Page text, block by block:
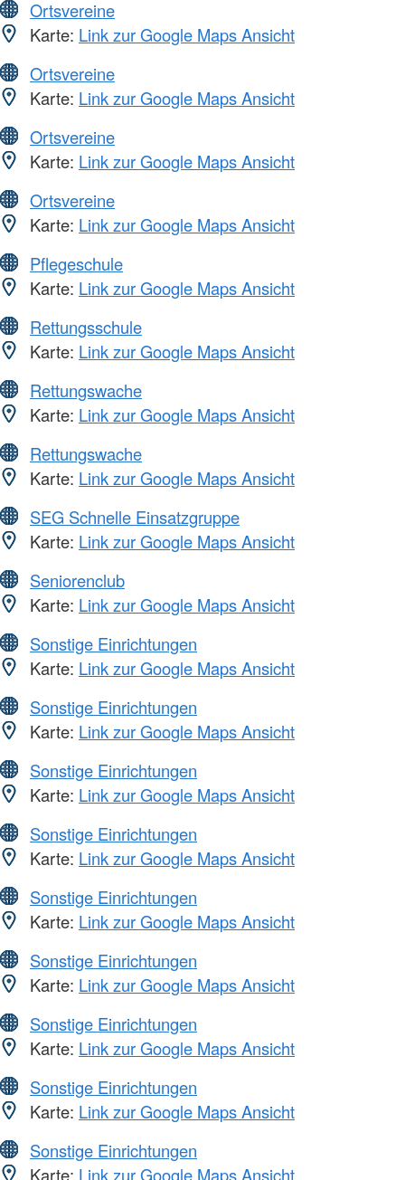
Ortsvereine
Karte: Link zur Google Maps Ansicht
Ortsvereine
Karte: Link zur Google Maps Ansicht
Ortsvereine
Karte: Link zur Google Maps Ansicht
Ortsvereine
Karte: Link zur Google Maps Ansicht
Pflegeschule
Karte: Link zur Google Maps Ansicht
Rettungsschule
Karte: Link zur Google Maps Ansicht
Rettungswache
Karte: Link zur Google Maps Ansicht
Rettungswache
Karte: Link zur Google Maps Ansicht
SEG Schnelle Einsatzgruppe
Karte: Link zur Google Maps Ansicht
Seniorenclub
Karte: Link zur Google Maps Ansicht
Sonstige Einrichtungen
Karte: Link zur Google Maps Ansicht
Sonstige Einrichtungen
Karte: Link zur Google Maps Ansicht
Sonstige Einrichtungen
Karte: Link zur Google Maps Ansicht
Sonstige Einrichtungen
Karte: Link zur Google Maps Ansicht
Sonstige Einrichtungen
Karte: Link zur Google Maps Ansicht
Sonstige Einrichtungen
Karte: Link zur Google Maps Ansicht
Sonstige Einrichtungen
Karte: Link zur Google Maps Ansicht
Sonstige Einrichtungen
Karte: Link zur Google Maps Ansicht
Sonstige Einrichtungen
Karte: Link zur Google Maps Ansicht